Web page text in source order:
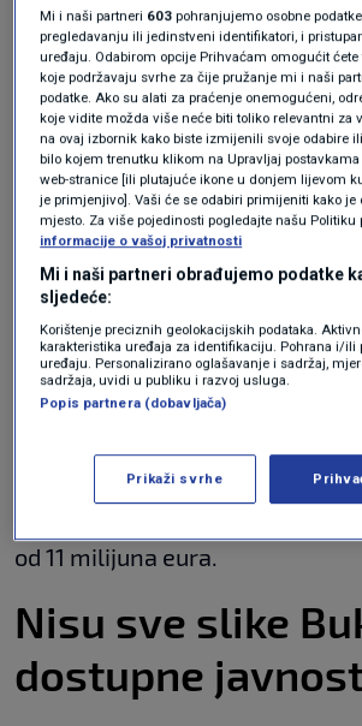
"Sada imamo pravomoćnu
država se naplaćuje od svih
imovinske koristi za koju je
postupkom da je okrivljenik
Krešimir Devčić,
suda u Zagrebu.
Pet slika poznatog slikara
Muzeju suvremene umjetnosti.
reporterDnevnik Nove TV
na ukupnu vrijedno koja je veća
od 11 milijuna eura.
Nisu sve slike
dostupne
Mi i naši partneri 603 pohranjujemo osobne
pregledavanju ili jedinstveni identifikatori, i
uređaju. Odabirom opcije Prihvaćam omogućit
koje podržavaju svrhe za čije pružanje mi i naši
podatke. Ako su alati za praćenje onemogućeni,
koje vidite možda više neće biti toliko relevantni za
na ovaj izbornik kako biste izmijenili svoje odabire
bilo kojem trenutku klikom na Upravljaj
web-stranice [ili plutajuće ikone u donjem lijevom
je primjenjivo]. Vaši će se odabiri primijeniti kako je
mjesto. Za više pojedinosti pogledajte našu Politiku
informacije o vašoj privatnosti
Mi i naši partneri obrađujemo podatke
sljedeće:
Korištenje preciznih geolokacijskih podataka.
karakteristika uređaja za identifikaciju. Pohrana i/ili
uređaju. Personalizirano oglašavanje i sadržaj,
sadržaja, uvidi u publiku i razvoj usluga.
Popis partnera (dobavljača)
Prikaži svrhe